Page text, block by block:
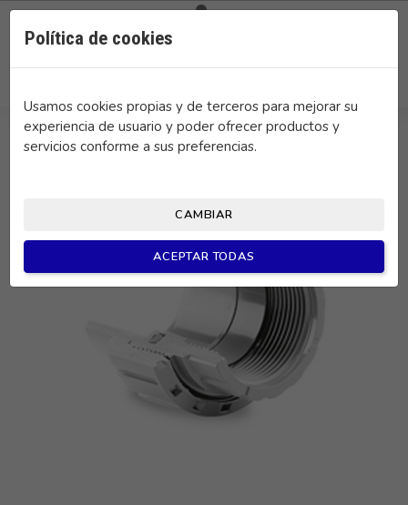
Política de cookies
Usamos cookies propias y de terceros para mejorar su
experiencia de usuario y poder ofrecer productos y
servicios conforme a sus preferencias.
CAMBIAR
ACEPTAR TODAS